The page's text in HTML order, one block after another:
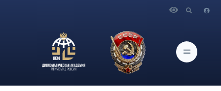
сотрудничестве на ПМЭФ